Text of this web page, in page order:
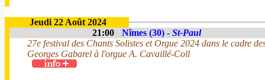
Jeudi 22 Août 2024
21:00
Nîmes (30) - St-Paul
27e festival des Chants Solistes et Orgue 2024 dans le cadre
Georges Gabarel à l'orgue A. Cavaillé-Coll